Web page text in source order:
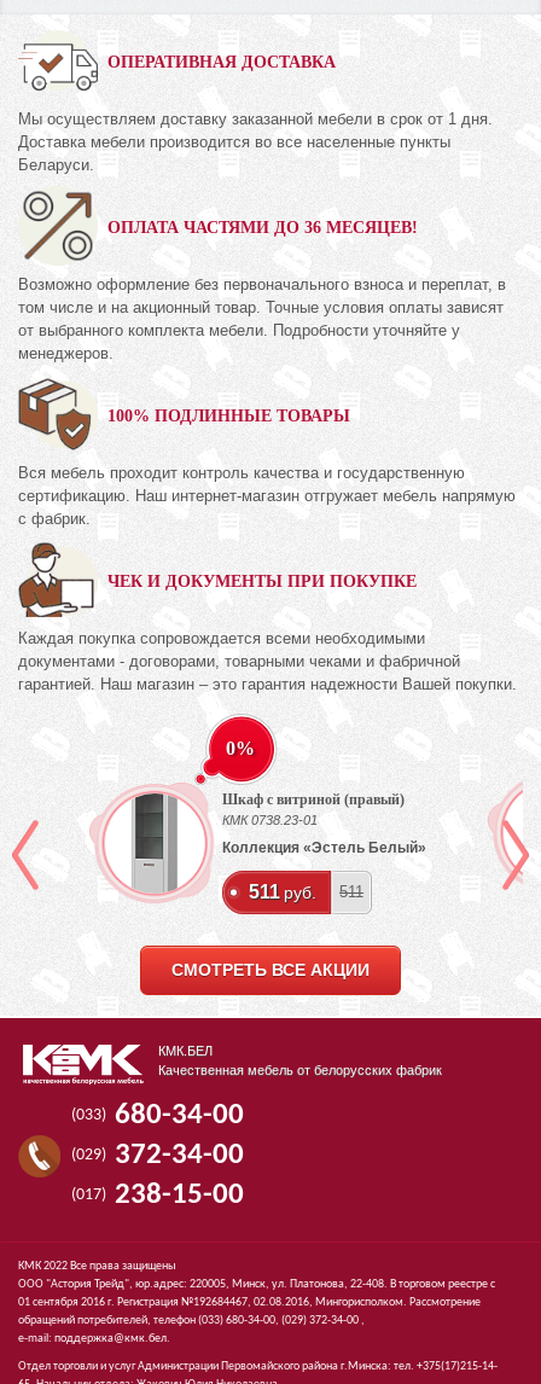
ОПЕРАТИВНАЯ ДОСТАВКА
Мы осуществляем доставку заказанной мебели в срок от 1 дня.
Доставка мебели производится во все населенные пункты
Беларуси.
ОПЛАТА ЧАСТЯМИ ДО 36 МЕСЯЦЕВ!
Возможно оформление без первоначального взноса и переплат, в
том числе и на акционный товар. Точные условия оплаты зависят
от выбранного комплекта мебели. Подробности уточняйте у
менеджеров.
100% ПОДЛИННЫЕ ТОВАРЫ
Вся мебель проходит контроль качества и государственную
сертификацию. Наш интернет-магазин отгружает мебель напрямую
с фабрик.
ЧЕК И ДОКУМЕНТЫ ПРИ ПОКУПКЕ
Каждая покупка сопровождается всеми необходимыми
документами - договорами, товарными чеками и фабричной
гарантией. Наш магазин – это гарантия надежности Вашей покупки.
0%
Шкаф с витриной (правый)
КМК 0738.23-01
Коллекция «Эстель Белый»
511 руб. 511
СМОТРЕТЬ ВСЕ АКЦИИ
КМК.БЕЛ
Качественная мебель от белорусских фабрик
(033) 680-34-00
(029) 372-34-00
(017) 238-15-00
КМК 2022 Все права защищены
ООО "Астория Трейд", юр.адрес: 220005, Минск, ул. Платонова, 22-408. В торговом реестре с
01 сентября 2016 г. Регистрация №192684467, 02.08.2016, Мингорисполком. Рассмотрение
обращений потребителей, телефон(033)680-34-00, (029)372-34-00 ,
e-mail: поддержка@кмк.бел.
Отдел торговли и услуг Администрации Первомайского района г.Минска: тел. +375(17)215-14-